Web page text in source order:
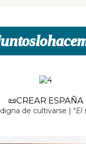
📜CREAR ESPAÑA
de cultivarse | "El